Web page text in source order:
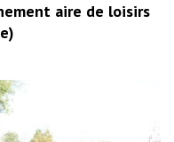
aire de loisirs